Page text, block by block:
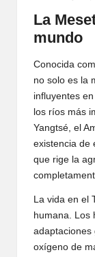
La
mundo
Conocida
no solo es la
influyentes
los ríos más
Yangtsé, el
existencia de
que rige la
La vida en el
humana. Los
adaptaciones
oxígeno de